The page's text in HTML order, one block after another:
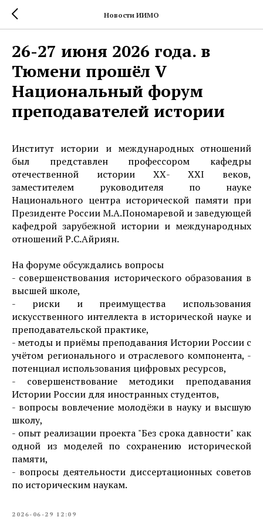
Новости ИИМО
26-27 июня 2026 года. в
Тюмени прошёл V
Национальный форум
преподавателей истории
Институт истории и международных отношений
был представлен профессором кафедры
отечественной истории ХХ- ХХI веков,
заместителем руководителя по науке
Национального центра исторической памяти при
Президенте России М.А.Пономаревой и заведующей
кафедрой зарубежной истории и международных
отношений Р.С.Айриян.
На форуме обсуждались вопросы
- совершенствования исторического образования в
высшей школе,
- риски и преимущества использования
искусственного интеллекта в исторической науке и
преподавательской практике,
- методы и приёмы преподавания Истории России с
учётом регионального и отраслевого компонента, -
потенциал использования цифровых ресурсов,
- совершенствование методики преподавания
Истории России для иностранных студентов,
- вопросы вовлечение молодёжи в науку и высшую
школу,
- опыт реализации проекта "Без срока давности" как
одной из моделей по сохранению исторической
памяти,
- вопросы деятельности диссертационных советов
по историческим наукам.
2026-06-29 12:09